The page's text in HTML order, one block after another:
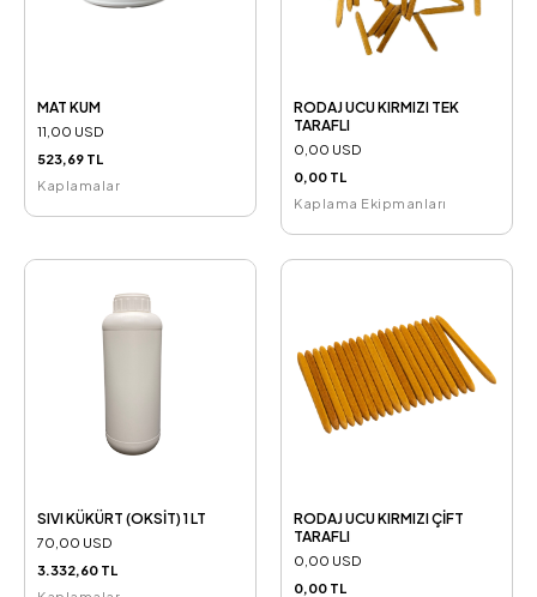
MAT KUM
11,00 USD
523,69 TL
Kaplamalar
RODAJ UCU KIRMIZI TEK
TARAFLI
0,00 USD
0,00 TL
Kaplama Ekipmanları
SIVI KÜKÜRT (OKSİT) 1 LT
70,00 USD
3.332,60 TL
RODAJ UCU KIRMIZI ÇİFT
TARAFLI
0,00 USD
0,00 TL